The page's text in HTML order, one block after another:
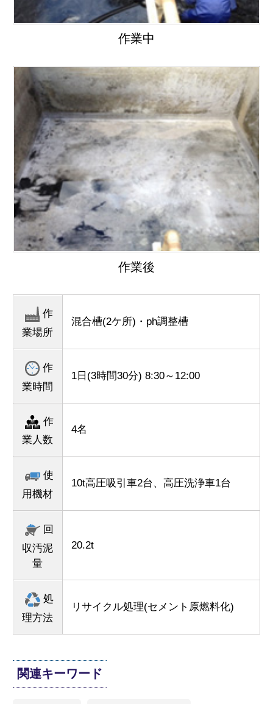
作業中
作業後
作
業場所
混合槽(2ケ所)・ph調整槽
作
業時間
1日(3時間30分) 8:30～12:00
作
業人数
4名
使
用機材
10t高圧吸引車2台、高圧洗浄車1台
回
収汚泥
量
20.2t
処
理方法
リサイクル処理(セメント原燃料化)
関連キーワード